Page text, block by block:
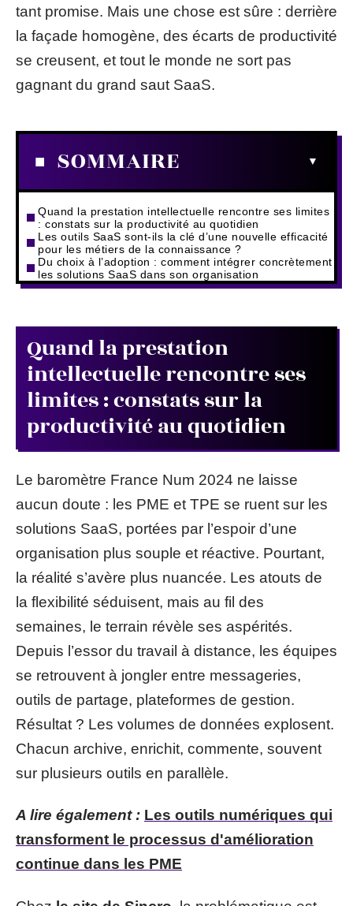
tant promise. Mais une chose est sûre : derrière
la façade homogène, des écarts de productivité
se creusent, et tout le monde ne sort pas
gagnant du grand saut SaaS.
SOMMAIRE
Quand la prestation intellectuelle rencontre ses limites
: constats sur la productivité au quotidien
Les outils SaaS sont-ils la clé d’une nouvelle efficacité
pour les métiers de la connaissance ?
Du choix à l’adoption : comment intégrer concrètement
les solutions SaaS dans son organisation
Quand la prestation
intellectuelle rencontre ses
limites : constats sur la
productivité au quotidien
Le baromètre France Num 2024 ne laisse
aucun doute : les PME et TPE se ruent sur les
solutions SaaS, portées par l’espoir d’une
organisation plus souple et réactive. Pourtant,
la réalité s’avère plus nuancée. Les atouts de
la flexibilité séduisent, mais au fil des
semaines, le terrain révèle ses aspérités.
Depuis l’essor du travail à distance, les équipes
se retrouvent à jongler entre messageries,
outils de partage, plateformes de gestion.
Résultat ? Les volumes de données explosent.
Chacun archive, enrichit, commente, souvent
sur plusieurs outils en parallèle.
A lire également : Les outils numériques qui
transforment le processus d'amélioration
continue dans les PME